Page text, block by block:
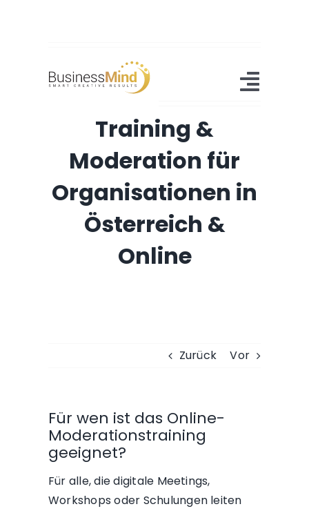
springen
Home
Angebot
Training &
Moderation für
Organisationen in
Österreich &
Online
Zurück Vor
Für wen ist das Online-
Moderationstraining
geeignet?
Für alle, die digitale Meetings,
Workshops oder Schulungen leiten